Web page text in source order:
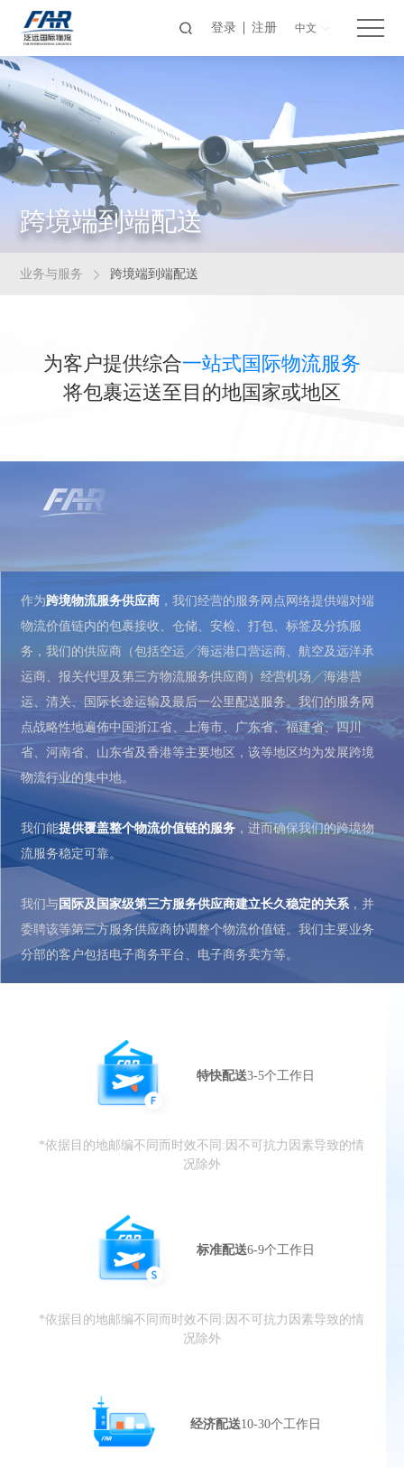
登录 注册 中文
跨境端到端配送
业务与服务 跨境端到端配送
为客户提供综合一站式国际物流服务
将包裹运送至目的地国家或地区
作为跨境物流服务供应商 ，我们经营的服务网点网络提供端对端
物流价值链内的包裹接收、仓储、安检、打包、标签及分拣服
务，我们的供应商（包括空运╱海运港口营运商、航空及远洋承
运商、报关代理及第三方物流服务供应商）经营机场╱海港营
运、清关、国际长途运输及最后一公里配送服务。我们的服务网
点战略性地遍佈中国浙江省、上海市、广东省、福建省、四川
省、河南省、山东省及香港等主要地区，该等地区均为发展跨境
物流行业的集中地。
我们能提供覆盖整个物流价值链的服务 ，进而确保我们的跨境物
流服务稳定可靠。
我们与国际及国家级第三方服务供应商建立长久稳定的关系 ，并
委聘该等第三方服务供应商协调整个物流价值链。我们主要业务
分部的客户包括电子商务平台、电子商务卖方等。
特快配送3-5个工作日
*依据目的地邮编不同而时效不同:因不可抗力因素导致的情
况除外
标准配送6-9个工作日
*依据目的地邮编不同而时效不同:因不可抗力因素导致的情
况除外
经济配送10-30个工作日